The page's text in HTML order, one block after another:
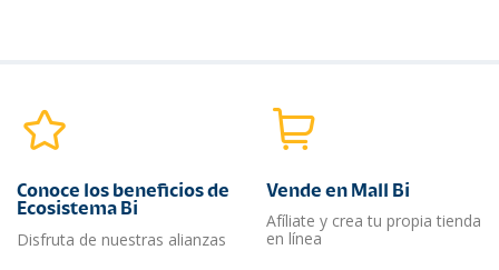
Conoce los beneficios de
Ecosistema Bi
Disfruta de nuestras alianzas
Vende en Mall Bi
Afíliate y crea tu propia tienda
en línea